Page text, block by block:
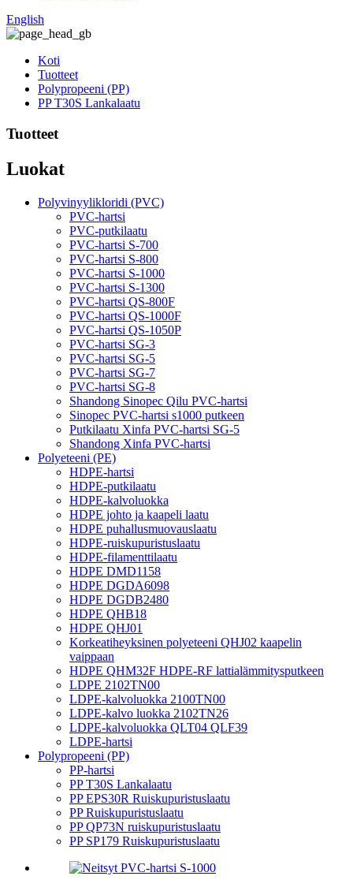
English
Koti
Tuotteet
Polypropeeni (PP)
PP T30S Lankalaatu
Tuotteet
Luokat
Polyvinyylikloridi (PVC)
PVC-hartsi
PVC-putkilaatu
PVC-hartsi S-700
PVC-hartsi S-800
PVC-hartsi S-1000
PVC-hartsi S-1300
PVC-hartsi QS-800F
PVC-hartsi QS-1000F
PVC-hartsi QS-1050P
PVC-hartsi SG-3
PVC-hartsi SG-5
PVC-hartsi SG-7
PVC-hartsi SG-8
Shandong Sinopec Qilu PVC-hartsi
Sinopec PVC-hartsi s1000 putkeen
Putkilaatu Xinfa PVC-hartsi SG-5
Shandong Xinfa PVC-hartsi
Polyeteeni (PE)
HDPE-hartsi
HDPE-putkilaatu
HDPE-kalvoluokka
HDPE johto ja kaapeli laatu
HDPE puhallusmuovauslaatu
HDPE-ruiskupuristuslaatu
HDPE-filamenttilaatu
HDPE DMD1158
HDPE DGDA6098
HDPE DGDB2480
HDPE QHB18
HDPE QHJ01
Korkeatiheyksinen polyeteeni QHJ02 kaapelin
vaippaan
HDPE QHM32F HDPE-RF lattialämmitysputkeen
LDPE 2102TN00
LDPE-kalvoluokka 2100TN00
LDPE-kalvo luokka 2102TN26
LDPE-kalvoluokka QLT04 QLF39
LDPE-hartsi
Polypropeeni (PP)
PP-hartsi
PP T30S Lankalaatu
PP EPS30R Ruiskupuristuslaatu
PP Ruiskupuristuslaatu
PP QP73N ruiskupuristuslaatu
PP SP179 Ruiskupuristuslaatu